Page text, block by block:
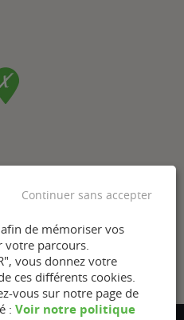
de mémoriser vos
votre parcours.
vous donnez votre
ces différents cookies.
vous sur notre page de
: Voir notre politique
Continuer sans accepter